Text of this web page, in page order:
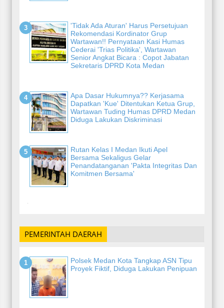
'Tidak Ada Aturan' Harus Persetujuan
Rekomendasi Kordinator Grup
Wartawan!! Pernyataan Kasi Humas
Cederai 'Trias Politika', Wartawan
Senior Angkat Bicara : Copot Jabatan
Sekretaris DPRD Kota Medan
Apa Dasar Hukumnya?? Kerjasama
Dapatkan 'Kue' Ditentukan Ketua Grup,
Wartawan Tuding Humas DPRD Medan
Diduga Lakukan Diskriminasi
Rutan Kelas I Medan Ikuti Apel
Bersama Sekaligus Gelar
Penandatanganan 'Pakta Integritas Dan
Komitmen Bersama'
-
PEMERINTAH DAERAH
Polsek Medan Kota Tangkap ASN Tipu
Proyek Fiktif, Diduga Lakukan Penipuan